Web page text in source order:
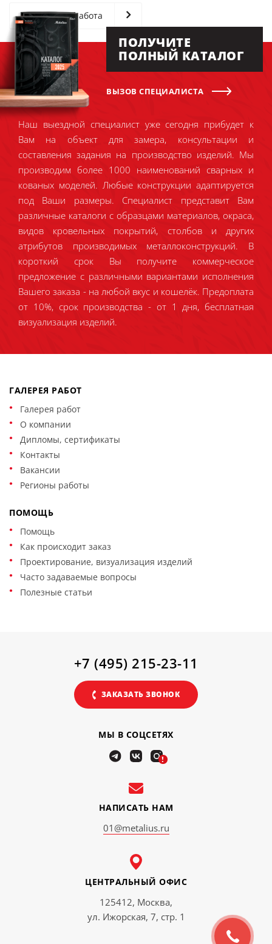
Следующая работа
ПОЛУЧИТЕ
ПОЛНЫЙ КАТАЛОГ
ВЫЗОВ СПЕЦИАЛИСТА
Наш выездной специалист уже сегодня прибудет к
Вам на объект для замера, консультации и
составления задания на производство изделий. Мы
производим более 1000 наименований сварных и
кованых моделей. Любые конструкции адаптируется
под Ваши размеры. Специалист представит Вам
различные каталоги с образцами материалов, окраса,
видов кровельных покрытий, столбов и других
атрибутов производимых металлоконструкций. В
короткий срок Вы получите коммерческое
предложение с различными вариантами исполнения
Вашего заказа - на любой вкус и кошелёк. Предоплата
от 10%, срок производства - от 1 дня, бесплатная
визуализация изделий.
ГАЛЕРЕЯ РАБОТ
Галерея работ
О компании
Дипломы, сертификаты
Контакты
Вакансии
Регионы работы
ПОМОЩЬ
Помощь
Как происходит заказ
Проектирование, визуализация изделий
Часто задаваемые вопросы
Полезные статьи
ЦЕНТРАЛЬНЫЙ ОФИС
125412, Москва,
ул. Ижорская, 7, стр. 1
НАПИСАТЬ НАМ
01@metalius.ru
МЫ В СОЦСЕТЯХ
!
+7 (495) 215-23-11
ЗАКАЗАТЬ ЗВОНОК